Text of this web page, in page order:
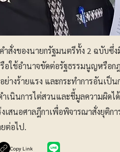
ำสั่งของนายกรัฐมนตรีทั้ง 2 ฉบับซึ่
อใช้อำนาจขัดต่อรัฐธรรมนูญหรือ
ย่างร้ายแรง และกระทำการอันเป็
เนินการไต่สวนและชี้มูลความผิด
งเสนอศาลฎีกาเพื่อพิจารณาสั่งยุ
ต่อไป.
Copy Link